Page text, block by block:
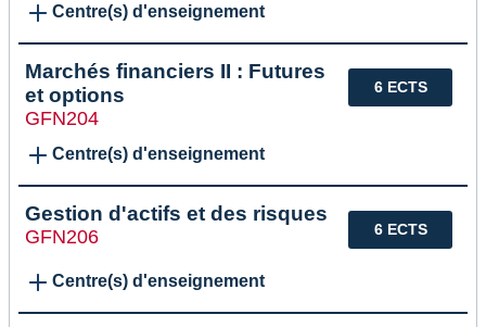
Centre(s) d'enseignement
6 ECTS
Marchés financiers II : Futures
et options
GFN204
Centre(s) d'enseignement
6 ECTS
Gestion d'actifs et des risques
GFN206
Centre(s) d'enseignement